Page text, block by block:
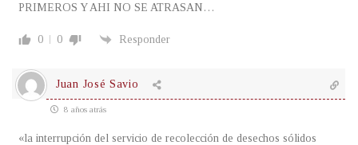
PRIMEROS Y AHI NO SE ATRASAN…
0 0 Responder
Juan José Savio
8 años atrás
«la interrupción del servicio de recolección de desechos sólidos